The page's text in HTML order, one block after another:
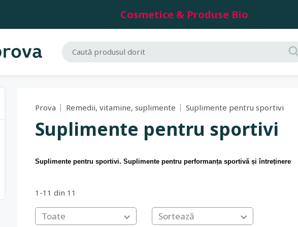
Cosmetice & Produse Bio
Prova Remedii, vitamine, suplimente Suplimente pentru sportivi
Suplimente pentru sportivi
Suplimente pentru sportivi. Suplimente pentru performanța sportivă și întreținere
1-11 din 11
Toate Sortează